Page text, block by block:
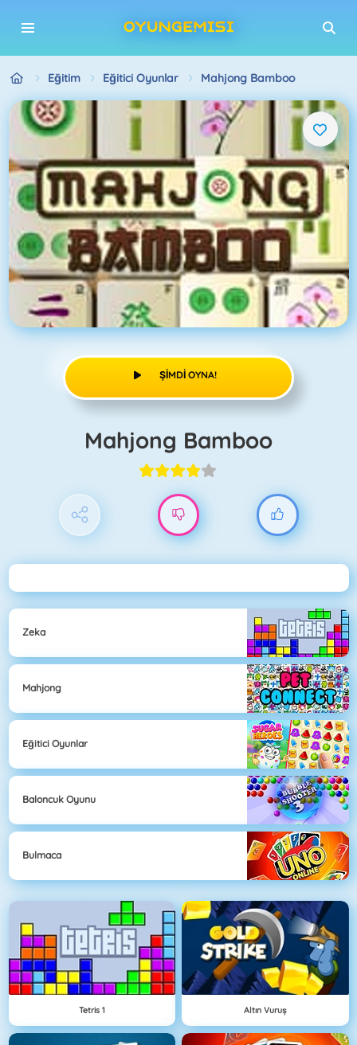
Eğitim Eğitici Oyunlar Mahjong Bamboo
ŞIMDI OYNA!
Mahjong Bamboo
Zeka
Mahjong
Eğitici Oyunlar
Baloncuk Oyunu
Bulmaca
Tetris 1 Altın Vuruş